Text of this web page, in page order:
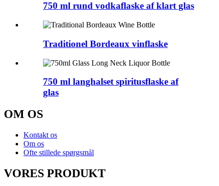
750 ml rund vodkaflaske af klart glas
Traditionel Bordeaux vinflaske
750 ml langhalset spiritusflaske af
glas
OM OS
Kontakt os
Om os
Ofte stillede spørgsmål
VORES PRODUKT